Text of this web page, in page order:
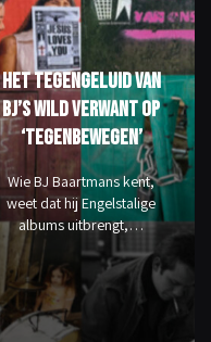
Het tegengeluid van
BJ’s Wild Verwant op
‘Tegenbewegen’
Wie BJ Baartmans kent,
weet dat hij Engelstalige
albums uitbrengt,…